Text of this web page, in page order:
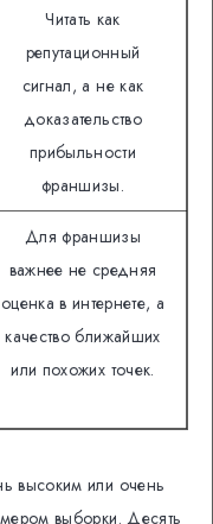
Читать как
репутационный
сигнал, а не как
доказательство
прибыльности
франшизы.
Для франшизы
важнее не средняя
оценка в интернете, а
качество ближайших
или похожих точек.
высоким или очень
выборки. Десять